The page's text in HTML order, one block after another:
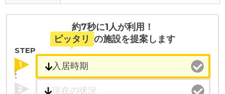
約7秒に1人が利用！
ピッタリ の施設を提案します
STEP
1
2